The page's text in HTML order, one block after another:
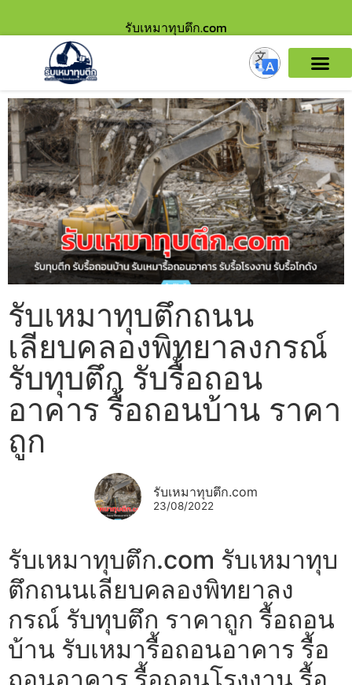
รับเหมาทุบตึก.com
รับเหมาทุบตึกถนน
เลียบคลองพิทยาลงกรณ์
รับทุบตึก รับรื้อถอน
อาคาร รื้อถอนบ้าน ราคา
ถูก
รับเหมาทุบตึก.com
23/08/2022
รับเหมาทุบตึก.com รับเหมาทุบ
ตึกถนนเลียบคลองพิทยาลง
กรณ์ รับทุบตึก ราคาถูก รื้อถอน
บ้าน รับเหมารื้อถอนอาคาร รื้อ